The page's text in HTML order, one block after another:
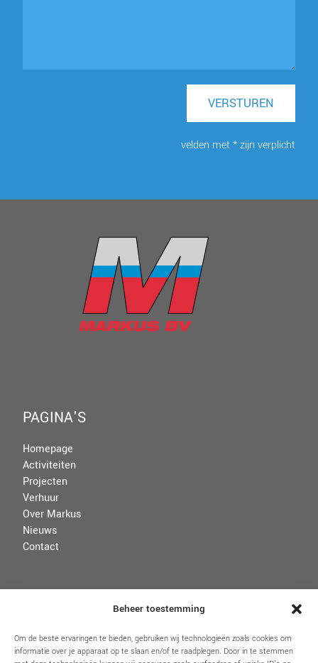
Beheer toestemming
Om de beste ervaringen te bieden, gebruiken wij technologieën zoals cookies om
informatie over je apparaat op te slaan en/of te raadplegen. Door in te stemmen
VERSTUREN
velden met * zijn verplicht
PAGINA'S
Homepage
Activiteiten
Projecten
Verhuur
Over Markus
Nieuws
Contact
VOORWAARDEN
Disclaimer
Algemene voorwaarden